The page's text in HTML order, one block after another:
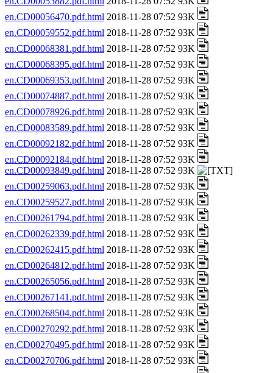
en.CD00056470.pdf.html 2018-11-28 07:52 93K
en.CD00059552.pdf.html 2018-11-28 07:52 93K
en.CD00068381.pdf.html 2018-11-28 07:52 93K
en.CD00068395.pdf.html 2018-11-28 07:52 93K
en.CD00069353.pdf.html 2018-11-28 07:52 93K
en.CD00074887.pdf.html 2018-11-28 07:52 93K
en.CD00078926.pdf.html 2018-11-28 07:52 93K
en.CD00083589.pdf.html 2018-11-28 07:52 93K
en.CD00092182.pdf.html 2018-11-28 07:52 93K
en.CD00092184.pdf.html 2018-11-28 07:52 93K
en.CD00093849.pdf.html 2018-11-28 07:52 93K
en.CD00259063.pdf.html 2018-11-28 07:52 93K
en.CD00259527.pdf.html 2018-11-28 07:52 93K
en.CD00261794.pdf.html 2018-11-28 07:52 93K
en.CD00262339.pdf.html 2018-11-28 07:52 93K
en.CD00262415.pdf.html 2018-11-28 07:52 93K
en.CD00264812.pdf.html 2018-11-28 07:52 93K
en.CD00265056.pdf.html 2018-11-28 07:52 93K
en.CD00267141.pdf.html 2018-11-28 07:52 93K
en.CD00268504.pdf.html 2018-11-28 07:52 93K
en.CD00270292.pdf.html 2018-11-28 07:52 93K
en.CD00270495.pdf.html 2018-11-28 07:52 93K
en.CD00270706.pdf.html 2018-11-28 07:52 93K